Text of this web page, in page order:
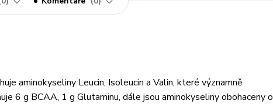
aminokyseliny Leucin, Isoleucin a Valin, které významně
6 g BCAA, 1 g Glutaminu, dále jsou aminokyseliny obohaceny o